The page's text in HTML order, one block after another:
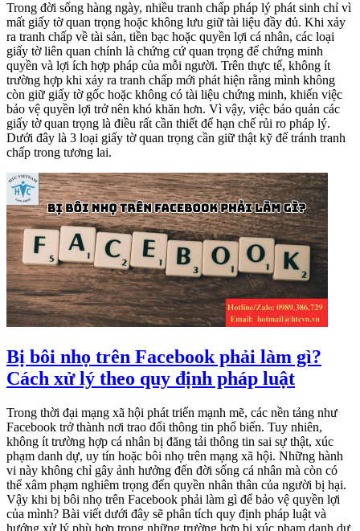
Trong đời sống hàng ngày, nhiều tranh chấp pháp lý phát sinh chỉ vì
mất giấy tờ quan trọng hoặc không lưu giữ tài liệu đầy đủ. Khi xảy
ra tranh chấp về tài sản, tiền bạc hoặc quyền lợi cá nhân, các loại
giấy tờ liên quan chính là chứng cứ quan trọng để chứng minh
quyền và lợi ích hợp pháp của mỗi người. Trên thực tế, không ít
trường hợp khi xảy ra tranh chấp mới phát hiện rằng mình không
còn giữ giấy tờ gốc hoặc không có tài liệu chứng minh, khiến việc
bảo vệ quyền lợi trở nên khó khăn hơn. Vì vậy, việc bảo quản các
giấy tờ quan trọng là điều rất cần thiết để hạn chế rủi ro pháp lý.
Dưới đây là 3 loại giấy tờ quan trọng cần giữ thật kỹ để tránh tranh
chấp trong tương lai.
Bị bôi nhọ trên Facebook phải làm gì?
Cách xử lý theo quy định pháp luật
Trong thời đại mạng xã hội phát triển mạnh mẽ, các nền tảng như
Facebook trở thành nơi trao đổi thông tin phổ biến. Tuy nhiên,
không ít trường hợp cá nhân bị đăng tải thông tin sai sự thật, xúc
phạm danh dự, uy tín hoặc bôi nhọ trên mạng xã hội. Những hành
vi này không chỉ gây ảnh hưởng đến đời sống cá nhân mà còn có
thể xâm phạm nghiêm trọng đến quyền nhân thân của người bị hại.
Vậy khi bị bôi nhọ trên Facebook phải làm gì để bảo vệ quyền lợi
của mình? Bài viết dưới đây sẽ phân tích quy định pháp luật và